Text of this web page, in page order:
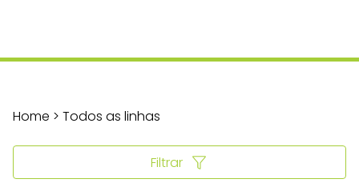
Home > Todos as linhas
Filtrar